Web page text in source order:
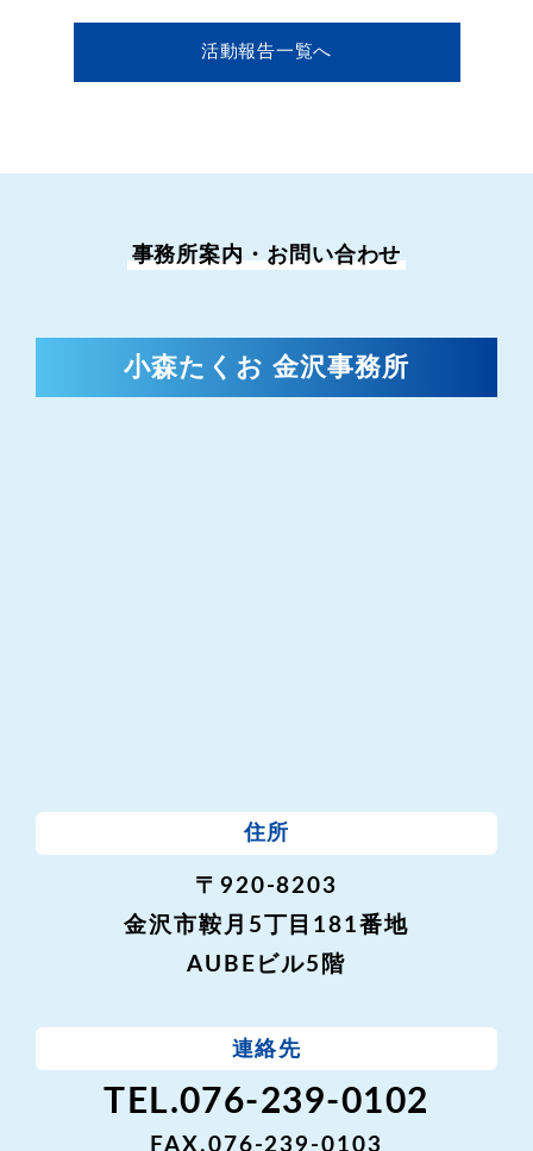
活動報告一覧へ
事務所案内・お問い合わせ
小森たくお 金沢事務所
住所
〒920-8203
金沢市鞍月5丁目181番地
AUBEビル5階
連絡先
TEL.076-239-0102
FAX.076-239-0103